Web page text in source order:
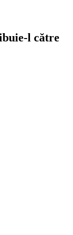
l către